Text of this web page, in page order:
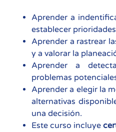
Aprender a
establecer
Aprender a rastrear
y a valorar la
Aprender a
problemas
Aprender a elegir la
alternativas
una decisión.
Este curso incluye